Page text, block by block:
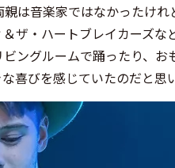
は音楽家ではなかったけ
ザ・ハートブレイカーズ
ングルームで踊ったり、
喜びを感じていたのだと思